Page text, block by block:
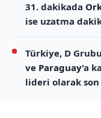
31. dakikada
ise uzatma
Türkiye, D
ve Paraguay'a
lideri olarak